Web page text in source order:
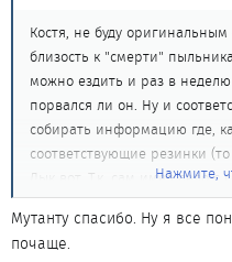
Костя, не буду
близость к "смерти"
можно ездить и раз в
порвался ли он. Ну и
собирать информацию где,
соответствующие резинки
Дык вот. Т.к. сам имел дело с
машинами, скажу, менять
домкрат, инструменты,
легче), ну и соответсвенно
Нажмите,
Мутанту спасибо. Ну я все
почаще.